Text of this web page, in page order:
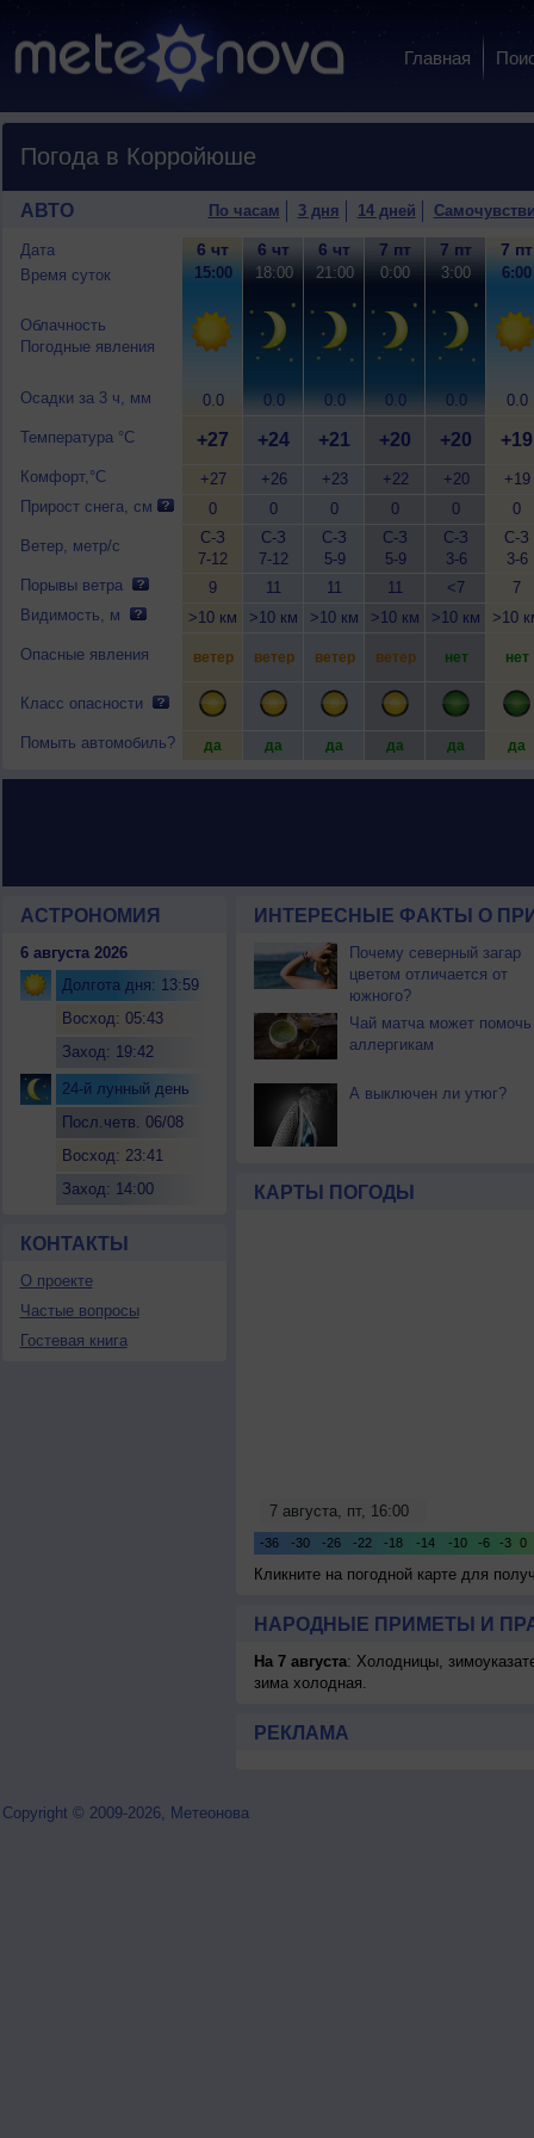
Главная
Погода в Корройюше
АВТО По часам 3 дня 14 дней
Дата
Время суток
Облачность
Погодные явления
Осадки за 3 ч, мм
Температура °C
Комфорт,°C
Прирост снега, см
Ветер, метр/с
Порывы ветра
Видимость, м
Опасные явления
Класс опасности
Помыть автомобиль?
6 чт
15:00
0.0
+27
+27
0
С-З
7-12
9
>10 км
ветер
да
6 чт
18:00
0.0
+24
+26
0
С-З
7-12
11
>10 км
ветер
да
6 чт
21:00
0.0
+21
+23
0
С-З
5-9
11
>10 км
ветер
да
7 пт
0:00
0.0
+20
+22
0
С-З
5-9
11
>10 км
ветер
да
7 пт
3:00
0.0
+20
+20
0
С-З
3-6
<7
>10 км
нет
да
7 пт
6:00
0.0
+19
+19
0
С-З
3-6
7
>10
нет
да
АСТРОНОМИЯ
6 августа 2026
Долгота дня: 13:59
Восход: 05:43
Заход: 19:42
24-й лунный день
Посл.четв. 06/08
Восход: 23:41
Заход: 14:00
КОНТАКТЫ
О проекте
Частые вопросы
Гостевая книга
ИНТЕРЕСНЫЕ ФАКТЫ О
Почему северный загар
цветом отличается от
южного?
Чай матча может помочь
аллергикам
А выключен ли утюг?
КАРТЫ ПОГОДЫ
Кликните на погодной карте для
НАРОДНЫЕ ПРИМЕТЫ И
На 7 августа: Холодницы,
зима холодная.
РЕКЛАМА
Copyright © 2009-2026, Метеонова